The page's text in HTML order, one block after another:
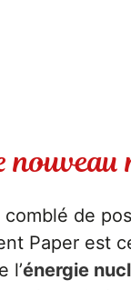
nouveau
de
Paper est
l’énergie